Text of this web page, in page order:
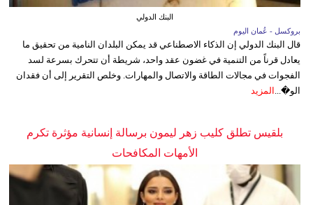
البنك الدولي
بروكسل - عُمان اليوم
قال البنك الدولي إن الذكاء الاصطناعي قد يمكن البلدان النامية من تحقيق ما
يعادل قرناً من التنمية في غضون عقد واحد، شريطة أن تتحرك بسرعة لسد
الفجوات في مجالات الطاقة والاتصال والمهارات. وخلص التقرير إلى أن فقدان
الو�... المزيد
بلقيس تطلق كليب زهر ليمون برسالة إنسانية مؤثرة تكرم
الأمهات المكافحات